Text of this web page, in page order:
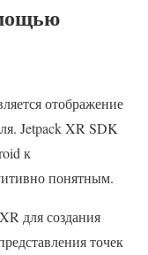
отображение
Jetpack XR SDK
к
понятным.
для создания
точек